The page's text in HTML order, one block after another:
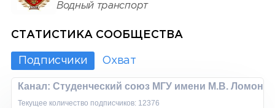
Водный транспорт
СТАТИСТИКА СООБЩЕСТВА
Подписчики Охват
Канал: Студенческий союз МГУ имени М.В.
Текущее количество подписчиков: 12376